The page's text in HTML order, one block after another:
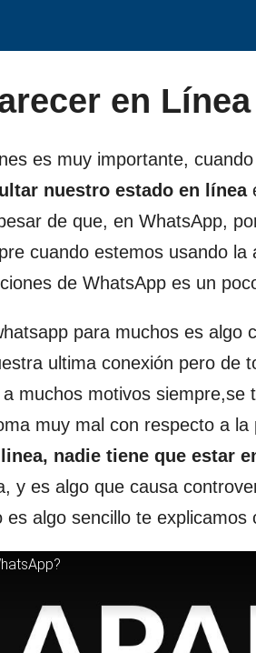
en
es muy importante,
nuestro estado en línea
de que, en WhatsApp,
cuando estemos usando la
de WhatsApp es un
para muchos es algo
ultima conexión pero de
muchos motivos
muy mal con respecto a la
nadie tiene que estar
y es algo que causa
algo sencillo te explicamos